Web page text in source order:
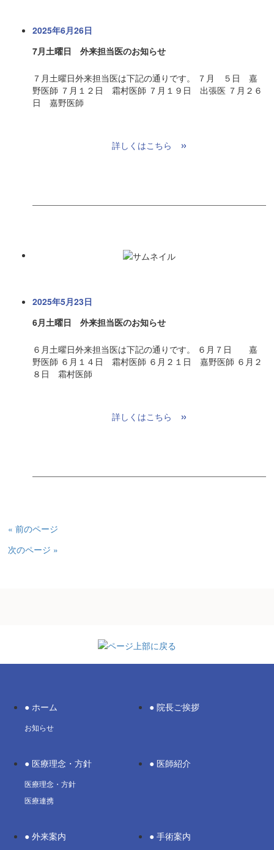
2025年6月26日
7月土曜日 外来担当医のお知らせ
７月土曜日外来担当医は下記の通りです。 ７月 ５日 嘉
野医師 ７月１２日 霜村医師 ７月１９日 出張医 ７月２６
日 嘉野医師
詳しくはこちら »
2025年5月23日
6月土曜日 外来担当医のお知らせ
６月土曜日外来担当医は下記の通りです。 ６月７日 嘉
野医師 ６月１４日 霜村医師 ６月２１日 嘉野医師 ６月２
８日 霜村医師
詳しくはこちら »
« 前のページ
次のページ »
● ホーム
お知らせ
● 院長ご挨拶
● 医療理念・方針
医療理念・方針
医療連携
● 医師紹介
● 外来案内 ● 手術案内